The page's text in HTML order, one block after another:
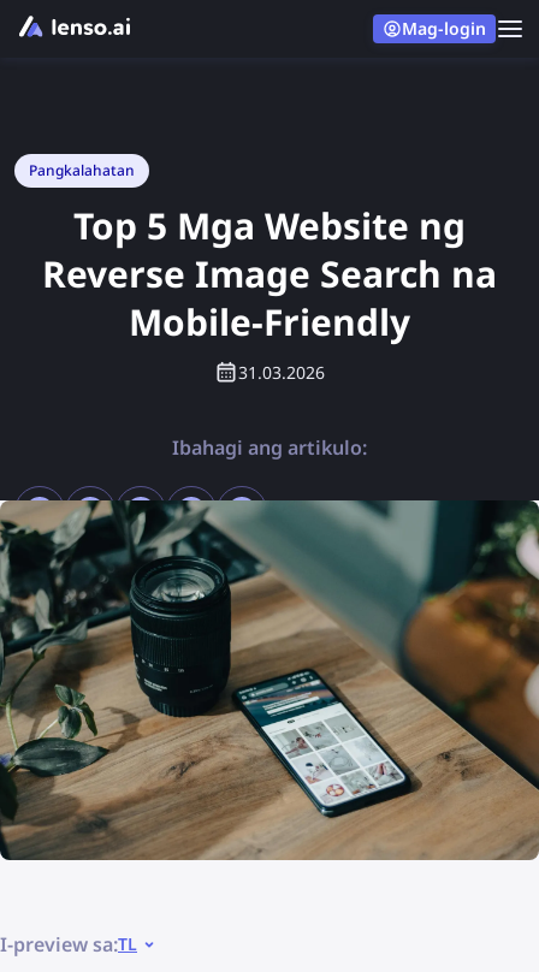
Mag-login
Pangkalahatan
Top 5 Mga Website ng
Reverse Image Search na
Mobile-Friendly
31.03.2026
Ibahagi ang artikulo:
I-preview sa:TL